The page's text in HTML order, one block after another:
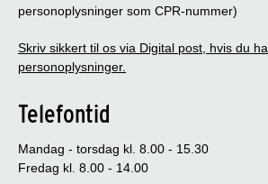
personoplysninger som CPR-nummer)
Skriv sikkert til os via Digital post, hvis du
personoplysninger.
Telefontid
Mandag - torsdag kl. 8.00 - 15.30
Fredag kl. 8.00 - 14.00